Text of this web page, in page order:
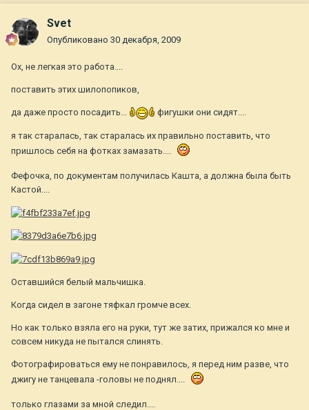
Svet
Опубликовано 30 декабря, 2009
Ох, не легкая это работа....
поставить этих шилопопиков,
да даже просто посадить... фигушки они сидят....
я так старалась, так старалась их правильно поставить, что
пришлось себя на фотках замазать....
Фефочка, по документам получилась Кашта, а должна была быть
Кастой....
Оставшийся белый мальчишка.
Когда сидел в загоне тяфкал громче всех.
Но как только взяла его на руки, тут же затих, прижался ко мне и
совсем никуда не пытался слинять.
Фотографироваться ему не понравилось, я перед ним разве, что
джигу не танцевала -головы не поднял....
только глазами за мной следил....